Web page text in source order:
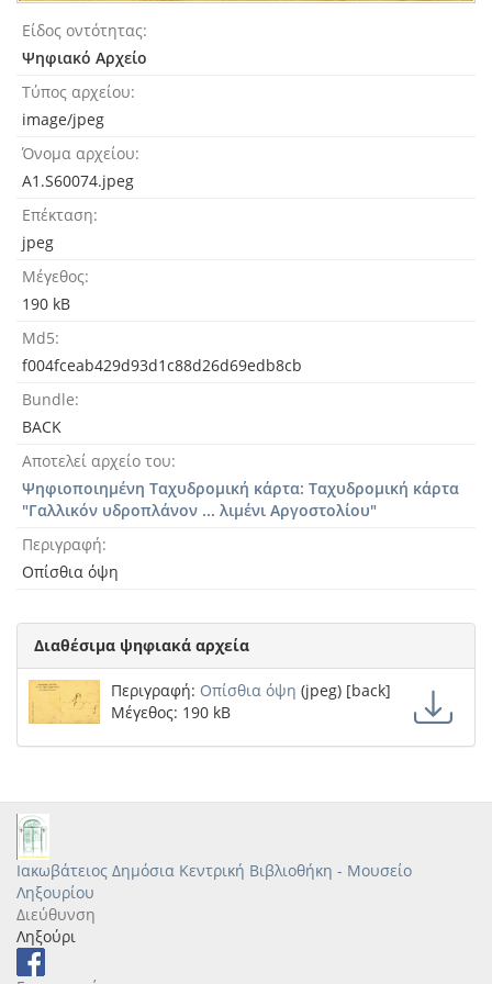
Είδος οντότητας
Ψηφιακό Αρχείο
Τύπος αρχείου
image/jpeg
Όνομα αρχείου
A1.S60074.jpeg
Επέκταση
jpeg
Μέγεθος
190 kB
Md5
f004fceab429d93d1c88d26d69edb8cb
Bundle
BACK
Αποτελεί αρχείο του
Ψηφιοποιημένη Ταχυδρομική κάρτα: Ταχυδρομική κάρτα
"Γαλλικόν υδροπλάνον ... λιμένι Αργοστολίου"
Περιγραφή
Οπίσθια όψη
Διαθέσιμα ψηφιακά αρχεία
Περιγραφή: Οπίσθια όψη (jpeg) [back]
Μέγεθος: 190 kB
Ιακωβάτειος Δημόσια Κεντρική Βιβλιοθήκη - Μουσείο
Ληξουρίου
Διεύθυνση
Ληξούρι